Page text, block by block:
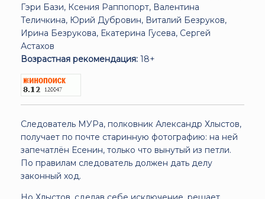
Гэри Бази, Ксения Раппопорт, Валентина
Теличкина, Юрий Дубровин, Виталий Безруков,
Ирина Безрукова, Екатерина Гусева, Сергей
Астахов
Возрастная рекомендация: 18+
Следователь МУРа, полковник Александр Хлыстов,
получает по почте старинную фотографию: на ней
запечатлён Есенин, только что вынутый из петли.
По правилам следователь должен дать делу
законный ход.